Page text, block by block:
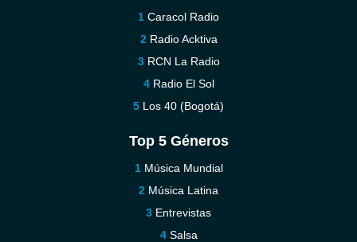
Caracol Radio
Radio Acktiva
RCN La Radio
Radio El Sol
Los 40 (Bogotá)
Top 5 Géneros
Música Mundial
Música Latina
Entrevistas
Salsa